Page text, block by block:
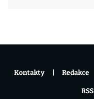
Kontakty Redakce
RSS